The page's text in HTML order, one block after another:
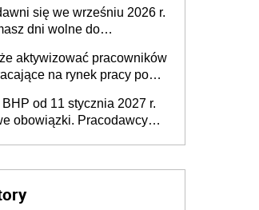
się we wrześniu 2026 r.
dni wolne do
aktywizować pracowników
na rynek pracy po
Powstanie Fundusz
w Zatrudnianiu?
od 11 stycznia 2027 r.
obowiązki. Pracodawcy